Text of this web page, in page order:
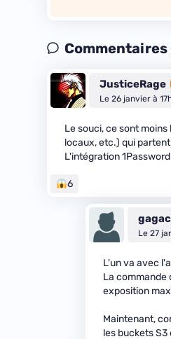
Commentaires
JusticeRage
Le 26 janvier à
Le souci, ce sont
locaux, etc.) qui
L'intégration 1Password
6
Le 27
L'un va avec
La commande
exposition
Maintenant,
les buckets